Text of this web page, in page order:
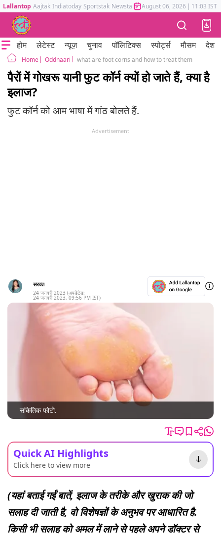
Lallantop Aajtak Indiatoday Sportstak Newstak Mumbai Tak Astrotak
August 06, 2026 | 11:03 IST
होम लेटेस्ट न्यूज़ चुनाव पॉलिटिक्स स्पोर्ट्स मौसम देश
Home Oddnaari what are foot corns and how to treat them
पैरों में गोखरू यानी फुट कॉर्न क्यों हो जाते हैं, क्या है
इलाज?
फुट कॉर्न को आम भाषा में गांठ बोलते हैं.
Advertisement
सरवत
24 जनवरी 2023 (अपडेटेड:
24 जनवरी 2023, 09:56 PM IST)
सांकेतिक फोटो.
Quick AI Highlights
Click here to view more
(यहां बताई गईं बातें, इलाज के तरीके और खुराक की जो
सलाह दी जाती है, वो विशेषज्ञों के अनुभव पर आधारित है.
किसी भी सलाह को अमल में लाने से पहले अपने डॉक्टर से